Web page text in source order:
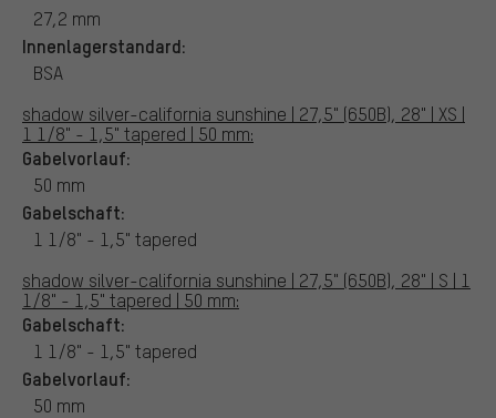
27,2 mm
Innenlagerstandard:
BSA
shadow silver-california sunshine | 27,5" (650B), 28" | XS |
1 1/8" - 1,5" tapered | 50 mm:
Gabelvorlauf:
50 mm
Gabelschaft:
1 1/8" - 1,5" tapered
shadow silver-california sunshine | 27,5" (650B), 28" | S | 1
1/8" - 1,5" tapered | 50 mm:
Gabelschaft:
1 1/8" - 1,5" tapered
Gabelvorlauf:
50 mm